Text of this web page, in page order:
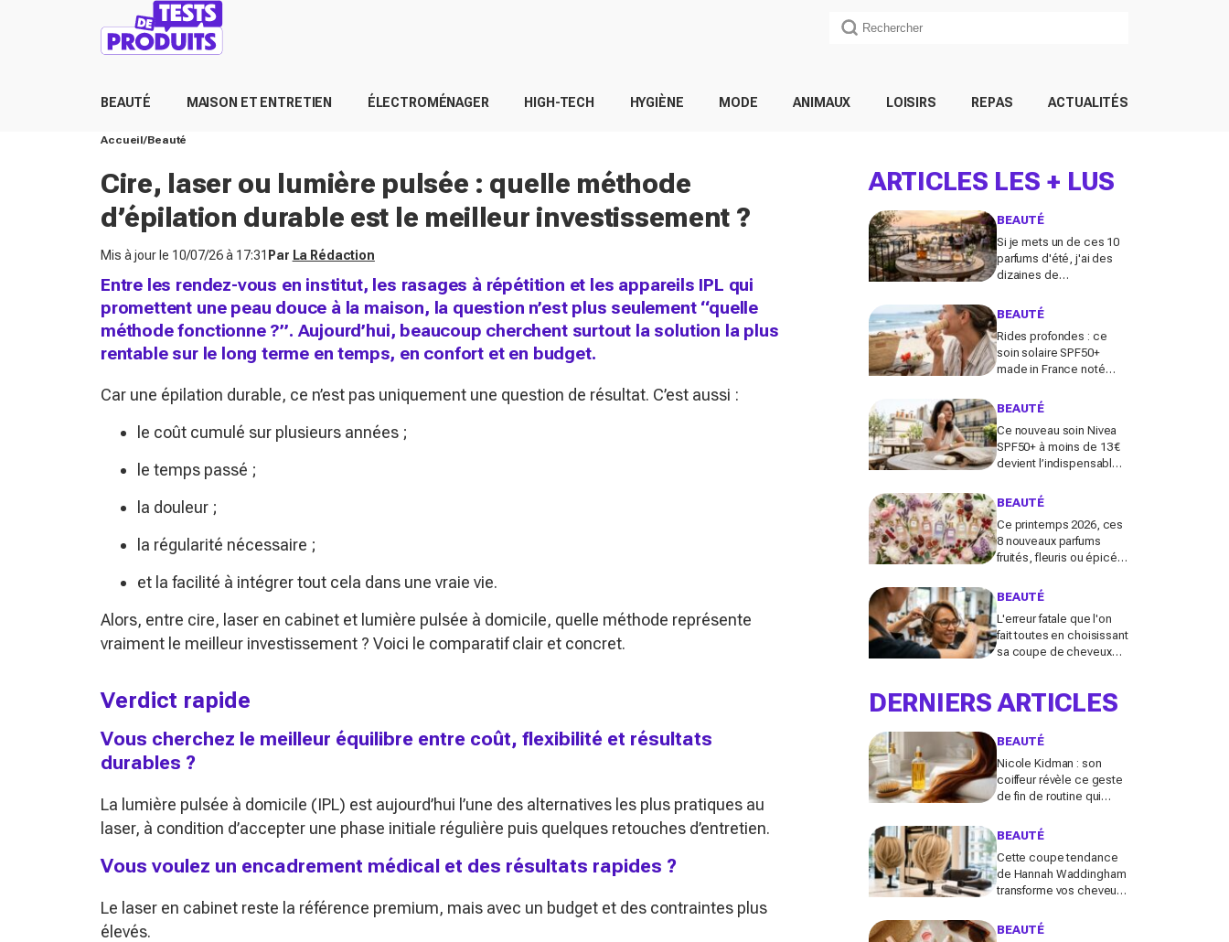
BEAUTÉ MAISON ET ENTRETIEN ÉLECTROMÉNAGER HIGH-TECH HYGIÈNE MODE ANIMAUX LOISIRS REPAS ACTUALITÉS
Accueil Beauté
Cire, laser ou lumière pulsée : quelle méthode
d’épilation durable est le meilleur investissement ?
Mis à jour le 10/07/26 à 17:31 Par La Rédaction
Entre les rendez-vous en institut, les rasages à répétition et les appareils IPL qui
promettent une peau douce à la maison, la question n’est plus seulement “quelle
méthode fonctionne ?”. Aujourd’hui, beaucoup cherchent surtout la solution la plus
rentable sur le long terme en temps, en confort et en budget.
Car une épilation durable, ce n’est pas uniquement une question de résultat. C’est aussi :
le coût cumulé sur plusieurs années ;
le temps passé ;
la douleur ;
la régularité nécessaire ;
et la facilité à intégrer tout cela dans une vraie vie.
Alors, entre cire, laser en cabinet et lumière pulsée à domicile, quelle méthode représente
vraiment le meilleur investissement ? Voici le comparatif clair et concret.
Verdict rapide
Vous cherchez le meilleur équilibre entre coût, flexibilité et résultats
durables ?
La lumière pulsée à domicile (IPL) est aujourd’hui l’une des alternatives les plus pratiques au
laser, à condition d’accepter une phase initiale régulière puis quelques retouches d’entretien.
Vous voulez un encadrement médical et des résultats rapides ?
Le laser en cabinet reste la référence premium, mais avec un budget et des contraintes plus
élevés.
ARTICLES LES + LUS
BEAUTÉ
Si je mets un de ces 10
parfums d'été, j'ai des
dizaines de
journée
BEAUTÉ
Rides profondes : ce
soin solaire SPF50+
made in France noté
de freiner leur apparition
BEAUTÉ
Ce nouveau soin Nivea
SPF50+ à moins de 13 €
devient l’indispensable
pour éviter les dégâts du
BEAUTÉ
Ce printemps 2026, ces
8 nouveaux parfums
fruités, fleuris ou épicés
Guerlain vont booster
BEAUTÉ
L'erreur fatale que l'on
fait toutes en choisissant
sa coupe de cheveux
DERNIERS ARTICLES
BEAUTÉ
Nicole Kidman : son
coiffeur révèle ce geste
de fin de routine qui
que vous zappez
BEAUTÉ
Cette coupe tendance
de Hannah Waddingham
transforme vos cheveux
(et les coiffeurs n’en
BEAUTÉ